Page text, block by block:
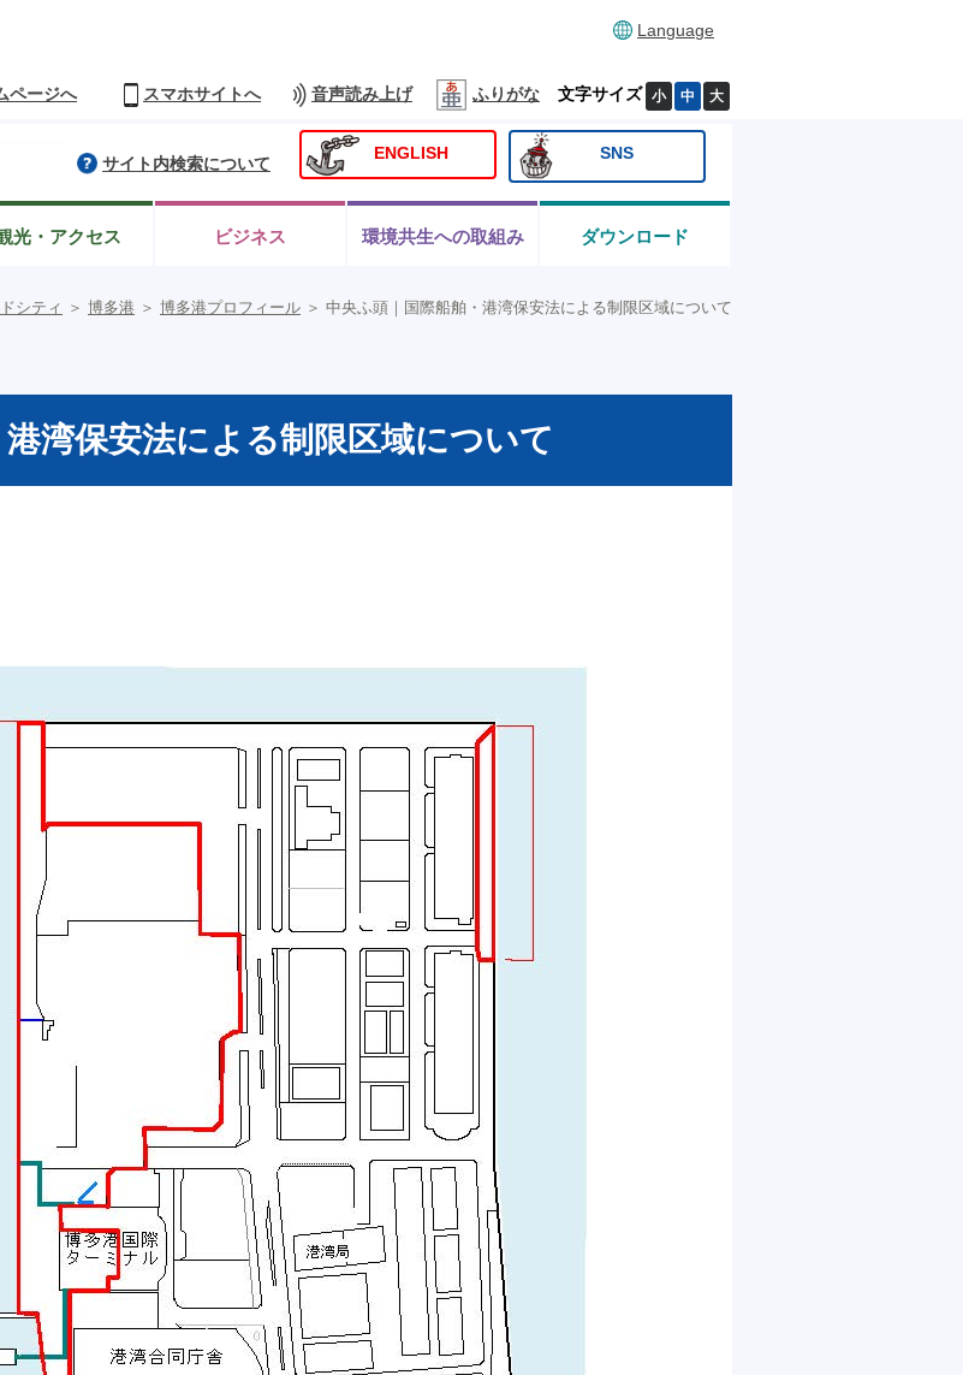
Language
ページへ スマホサイトへ 音声読み上げ ふりがな 文字サイズ 小 中 大
ENGLISH SNS
サイト内検索について
光・アクセス ビジネス 環境共生への取組み ダウンロード
シティ ＞ 博多港 ＞ 博多港プロフィール ＞ 中央ふ頭｜国際船舶・港湾保安法による制限区域について
湾保安法による制限区域について